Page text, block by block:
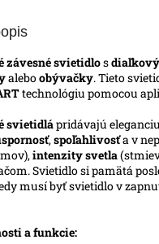
závesné svietidlos
aleboobývačky. Tieto
technológiu pomocou
svietidlápridávajú
, spoľahlivosťa v
intenzity svetla
Svietidlo si pamätá
musí byť svietidlo v
a funkcie: